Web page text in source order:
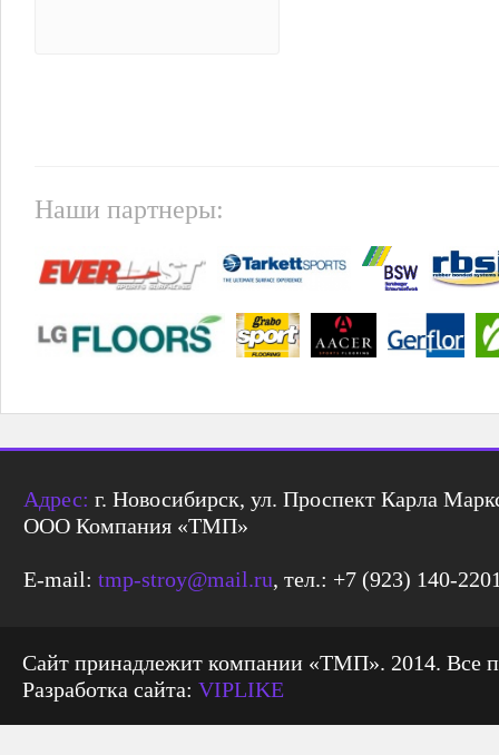
Наши партнеры:
Адрес: г. Новосибирск, ул. Проспект Карла
ООО Компания «ТМП»
E-mail: tmp-stroy@mail.ru, тел.: +7 (923) 140-
Сайт принадлежит компании «ТМП». 2014. Все
Разработка сайта: VIPLIKE